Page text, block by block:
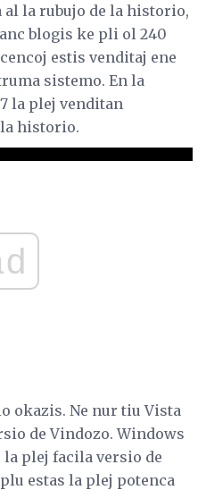
la rubujo de la historio,
blogis ke pli ol 240
estis venditaj ene
sistemo. En la
la plej venditan
historio.
okazis. Ne nur tiu Vista
de Vindozo. Windows
plej facila versio de
estas la plej potenca